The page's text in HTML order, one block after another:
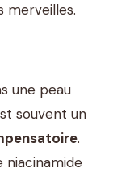
merveilles.
une peau
souvent un
.
niacinamide